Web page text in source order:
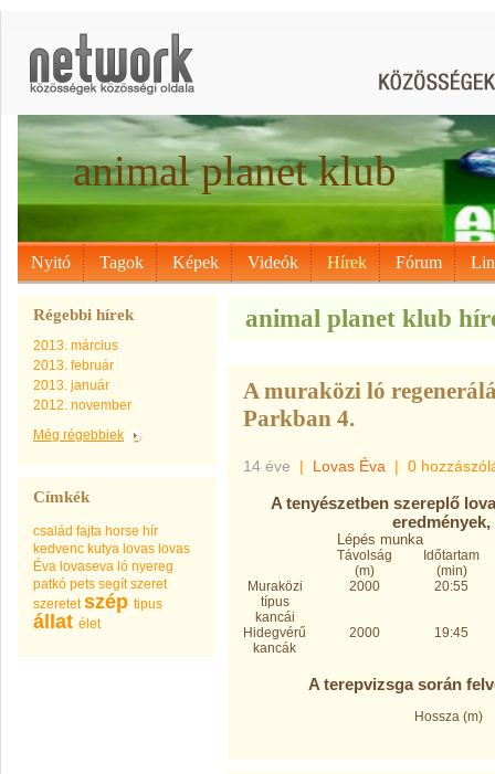
animal planet klub
Nyitó Tagok Képek Videók Hírek Fórum
Régebbi hírek
2013. március
2013. február
2013. január
2012. november
Még régebbiek
Címkék
család fajta horse hír
kedvenc kutya lovas lovas
Éva lovaseva ló nyereg
patkó pets segít szeret
szeretet szép tipus
állat élet
animal planet klub
A muraközi ló
Parkban 4.
14 éve | Lovas Éva | 0
A tenyészetben szereplő
Lépés munka
Távolság
(m)
Időtartam
(min)
Muraközi
típus
kancái
2000 20:55
Hidegvérű
kancák
2000 19:45
A terepvizsga során
Hossza (m)